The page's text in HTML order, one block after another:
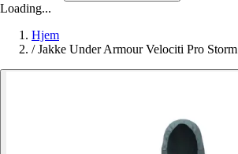
Loading...
Hjem
/ Jakke Under Armour Velociti Pro Storm